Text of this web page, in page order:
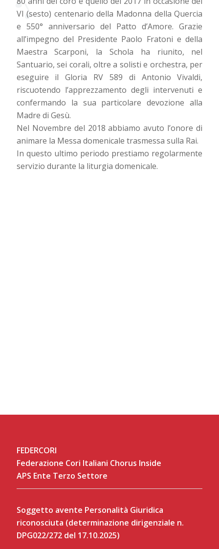
VI (sesto) centenario della Madonna della Quercia
e 550° anniversario del Patto d’Amore. Grazie
all’impegno del Presidente Paolo Fratoni e della
Maestra Scarponi, la Schola ha riunito, nel
Santuario, sei corali, oltre a solisti e orchestra, per
eseguire il Gloria RV 589 di Antonio Vivaldi,
riscuotendo l’apprezzamento degli intervenuti e
confermando la sua particolare devozione alla
Madre di Gesù.
Nel Novembre del 2018 abbiamo avuto l’onore di
animare la Messa domenicale trasmessa sulla Rai.
In questo ultimo periodo prestiamo regolarmente
servizio durante la liturgia domenicale.
FEDERCORI
Federazione Cori Italiani Chorus Inside
APS Ente Terzo Settore
Soggetto avente Personalità Giuridica
riconosciuta (determinazione dirigenziale n.
DPG022/272 del 17.10.2025)